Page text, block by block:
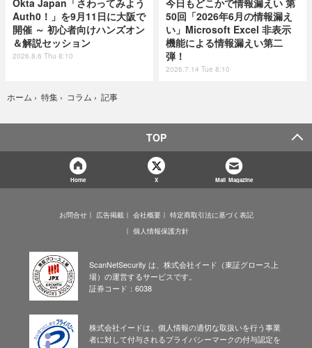
Okta Japan「さわってみよう
Auth0！」を9月11日に大阪で
開催 ～ 初心者向けハンズオン
＆解説セッション
2026.8.6 Thu 8:10
今日もどこかで情報漏えい 第
50回「2026年6月の情報漏え
い」Microsoft Excel 非表示
機能による情報漏えい第二
弾！
2026.7.14 Tue 8:10
ホーム › 特集 › コラム › 記事
TOP
Home X Mail Magazine
お問合せ 広告掲載 会社概要
特定商取引法に基づく表記
個人情報保護方針
ScanNetSecurity は、株式会社イード（東証グロース上
場）の運営するサービスです。
証券コード：6038
株式会社イードは、個人情報の適切な取扱いを行う事業
者に対して付与されるプライバシーマークの付与認定を